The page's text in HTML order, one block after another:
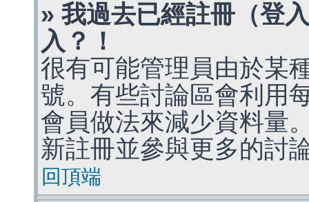
» 我過去已經註冊（登
入？！
很有可能管理員由於某
號。有些討論區會利用
會員做法來減少資料量
新註冊並參與更多的討
回頂端